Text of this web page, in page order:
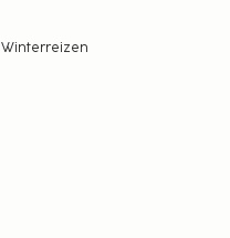
Winterreizen